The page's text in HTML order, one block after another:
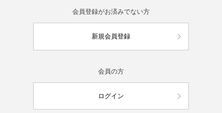
会員登録がお済みでない方
新規会員登録
会員の方
ログイン